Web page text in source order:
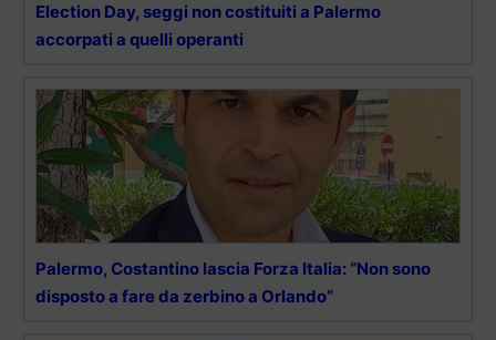
Election Day, seggi non costituiti a Palermo
accorpati a quelli operanti
Palermo, Costantino lascia Forza Italia: “Non sono
disposto a fare da zerbino a Orlando”